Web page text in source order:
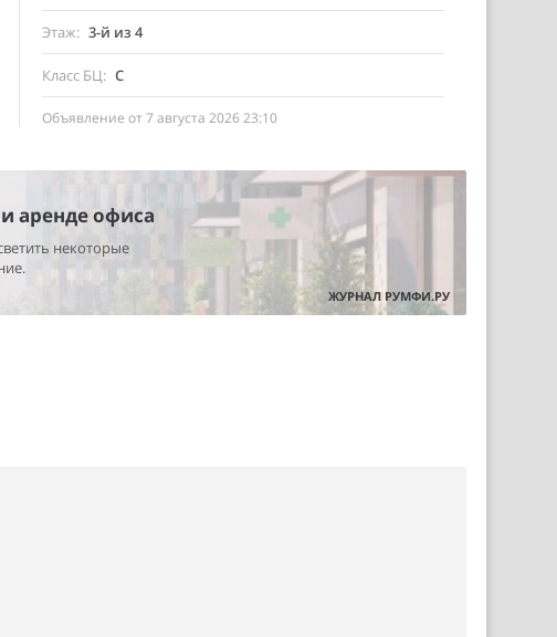
Этаж 3-й из 4
Класс БЦ C
Объявление от 7 августа 2026 23:10
аренде офиса
некоторые
ЖУРНАЛ РУМФИ.РУ